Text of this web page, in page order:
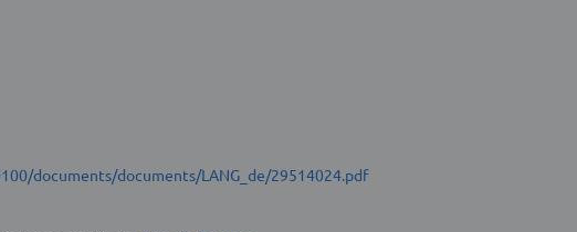
documents/documents/LANG_de/29514024.pdf